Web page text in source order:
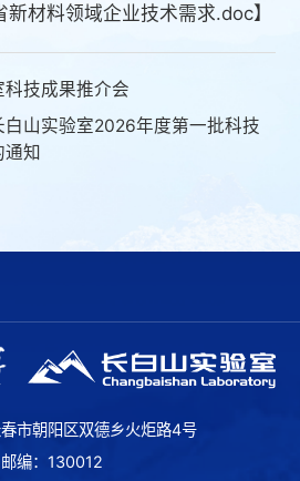
新材料领域企业技术需求.doc】
技成果推介会
白山实验室2026年度第一批科技
通知
市朝阳区双德乡火炬路4号
邮编：130012